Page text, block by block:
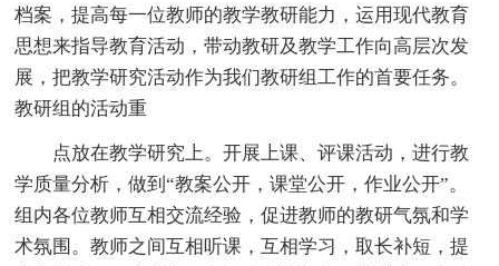
档案，提高每一位教师的教学教研能力，运用现代教育
思想来指导教育活动，带动教研及教学工作向高层次发
展，把教学研究活动作为我们教研组工作的首要任务。
教研组的活动重
点放在教学研究上。开展上课、评课活动，进行教
学质量分析，做到“教案公开，课堂公开，作业公开”。
组内各位教师互相交流经验，促进教师的教研气氛和学
术氛围。教师之间互相听课，互相学习，取长补短，提